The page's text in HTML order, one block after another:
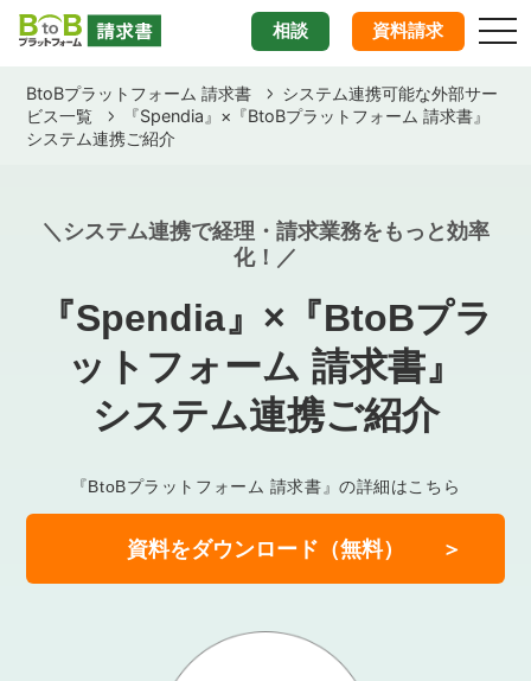
相談 資料請求
BtoBプラットフォーム 請求書
システム連携可能な外部サー
ビス一覧
『Spendia』×『BtoBプラットフォーム 請求書』
システム連携ご紹介
＼システム連携で経理・請求業務をもっと効率
化！／
『Spendia』×『BtoBプラ
ットフォーム 請求書』
システム連携ご紹介
『BtoBプラットフォーム 請求書』の詳細はこちら
資料をダウンロード（無料）